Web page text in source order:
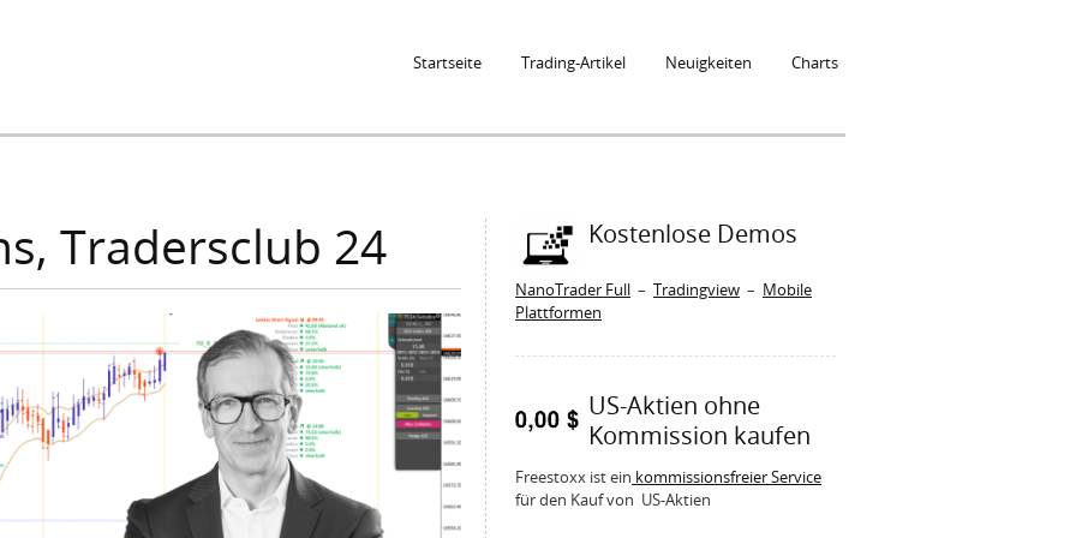
Startseite Trading-Artikel Neuigkeiten Charts
Tradersclub 24 Kostenlose Demos
NanoTrader Full – Tradingview – Mobile
Plattformen
US-Aktien ohne
Kommission kaufen
Freestoxx ist ein kommissionsfreier Service
für den Kauf von US-Aktien